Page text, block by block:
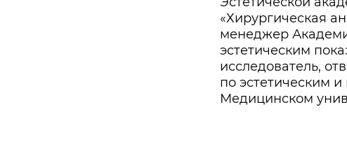
«Хирургическая
менеджер
эстетическим
исследователь,
по эстетическим
Медицинском